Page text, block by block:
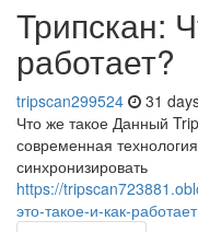
Трипскан:
работает?
tripscan299524 31
Что же такое Данный
современная
синхронизировать
https://
это-такое-и-как-работает